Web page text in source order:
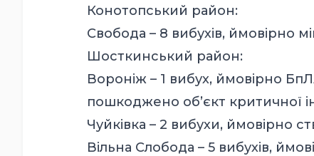
Конотопський район:
Свобода – 8 вибухів, ймовірно
Шосткинський район:
Вороніж – 1 вибух, ймовірно
пошкоджено об’єкт критичної
Чуйківка – 2 вибухи, ймовірно
Вільна Слобода – 5 вибухів,